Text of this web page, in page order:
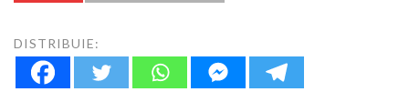
DISTRIBUIE: